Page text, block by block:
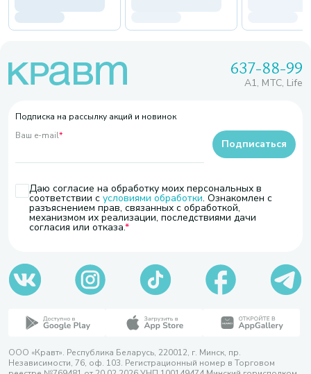
637-88-99
A1, МТС, Life
Подписка на рассылку акций и новинок
Ваш e-mail*
Даю согласие на обработку моих персональных в
соответствии с условиями обработки. Ознакомлен с
разъяснением прав, связанных с обработкой,
механизмом их реализации, последствиями дачи
согласия или отказа.
Подписаться
ООО «Кравт». Республика Беларусь, 220012, г. Минск, пр.
Независимости, 76, оф. 103. Регистрационный номер в Торговом